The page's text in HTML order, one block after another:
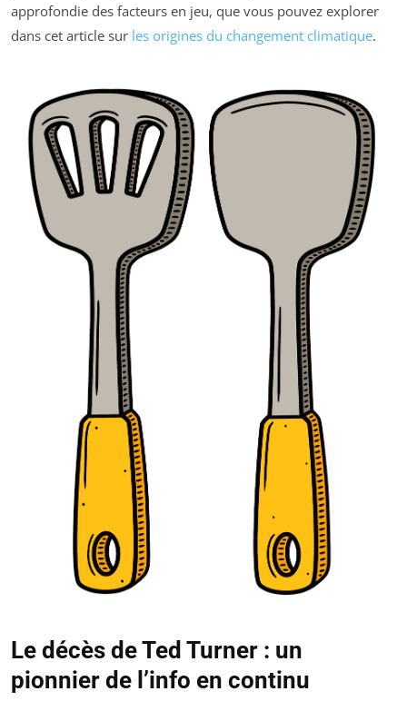
approfondie des facteurs en jeu, que vous pouvez explorer
dans cet article sur les origines du changement climatique.
Le décès de Ted Turner : un
pionnier de l’info en continu